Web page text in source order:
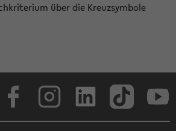
über die Kreuzsymbole